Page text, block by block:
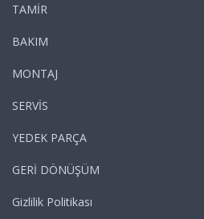
TAMİR
BAKIM
MONTAJ
SERVİS
YEDEK PARÇA
GERİ DÖNÜŞÜM
Gizlilik Politikası